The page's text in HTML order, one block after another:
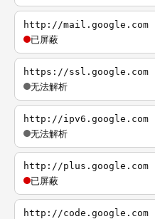
http://mail.google.com
已屏蔽
https://ssl.google.com
无法解析
http://ipv6.google.com
无法解析
http://plus.google.com
已屏蔽
http://code.google.com